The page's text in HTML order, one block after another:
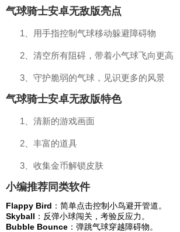
气球骑士安卓无敌版亮点
1、用手指控制气球移动躲避障碍物
2、清空所有阻碍，带着小气球飞向更高
3、守护脆弱的气球，见识更多的风景
气球骑士安卓无敌版特色
1、清新的游戏画面
2、丰富的道具
3、收集金币解锁皮肤
小编推荐同类软件
Flappy Bird ：简单点击控制小鸟避开管道。
Skyball ：反弹小球闯关，考验反应力。
Bubble Bounce ：弹跳气球穿越障碍物。